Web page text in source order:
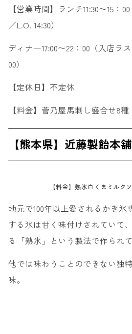
【営業時間】ランチ11:30〜15：
／L.O. 14:30）
ディナー17:00〜22：00（入店ラ
00）
【定休日】不定休
【料金】菅乃屋馬刺し盛合せ8
【熊本県】近藤製飴本舗
【料金】熟氷白くまミル
地元で100年以上愛されるかき氷
する氷は甘く味付けされていて
る「熟氷」という製法で作られて
他では味わうことのできない独
味。